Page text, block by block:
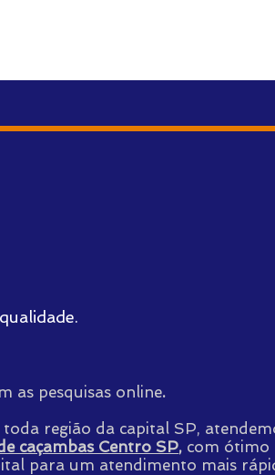
as pesquisas online.
toda região da capital SP,
caçambas Centro SP, com ótimo
para um atendimento mais